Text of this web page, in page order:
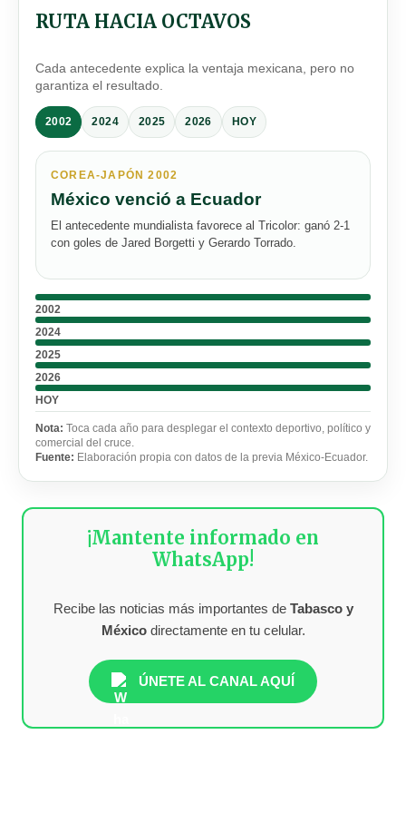
RUTA HACIA OCTAVOS
Cada antecedente explica la ventaja mexicana, pero no
garantiza el resultado.
2002 2024 2025 2026 HOY
COREA-JAPÓN 2002
México venció a Ecuador
El antecedente mundialista favorece al Tricolor: ganó 2-1
con goles de Jared Borgetti y Gerardo Torrado.
2002
2024
2025
2026
HOY
Nota: Toca cada año para desplegar el contexto deportivo, político y
comercial del cruce.
Fuente: Elaboración propia con datos de la previa México-Ecuador.
¡Mantente informado en
WhatsApp!
Recibe las noticias más importantes de Tabasco y
Méxicodirectamente en tu celular.
ÚNETE AL CANAL AQUÍ